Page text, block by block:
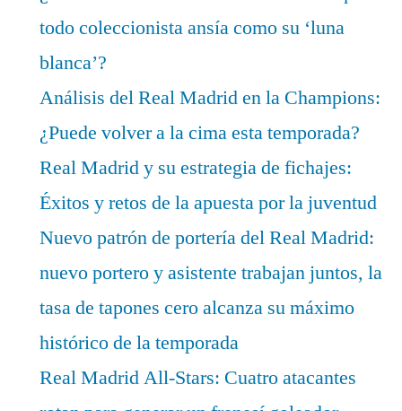
todo coleccionista ansía como su ‘luna
blanca’?
Análisis del Real Madrid en la Champions:
¿Puede volver a la cima esta temporada?
Real Madrid y su estrategia de fichajes:
Éxitos y retos de la apuesta por la juventud
Nuevo patrón de portería del Real Madrid:
nuevo portero y asistente trabajan juntos, la
tasa de tapones cero alcanza su máximo
histórico de la temporada
Real Madrid All-Stars: Cuatro atacantes